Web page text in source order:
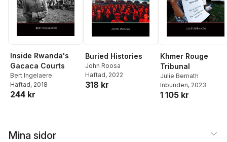
Inside Rwanda's
Gacaca Courts
Bert Ingelaere
Häftad, 2018
244 kr
Buried Histories
John Roosa
Häftad, 2022
318 kr
Khmer Rouge
Tribunal
Julie Bernath
Inbunden, 2023
1 105 kr
Mina sidor